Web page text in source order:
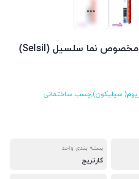
چسب سیلیکون مخصوص نما سلسیل (Selsil)
سیلیکون),چسب ساختمانی
بسته بندی واحد
کارتریج